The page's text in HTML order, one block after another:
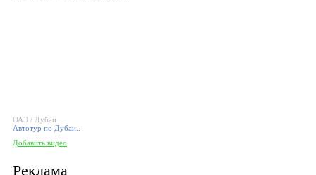
ОАЭ / Дубаи
Автотур по Дубаи..
Добавить видео
Реклама